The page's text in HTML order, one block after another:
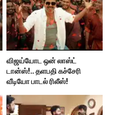
விஜய்யோட ஒன் லாஸ்ட்
டான்ஸ்!.. தளபதி கச்சேரி
வீடியோ பாடல் ரிலீஸ்!